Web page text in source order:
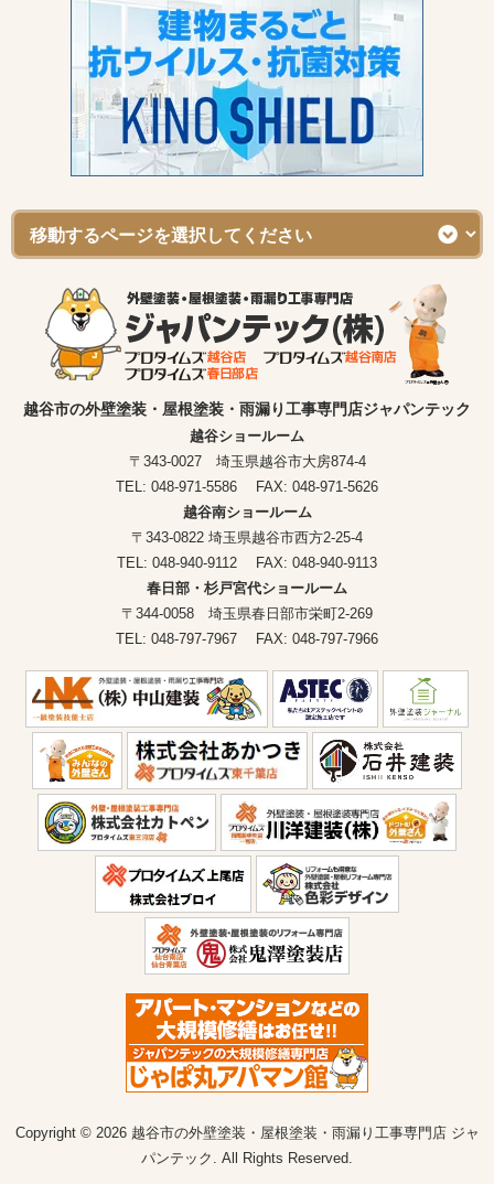
越谷市の外壁塗装・屋根塗装・雨漏り工事専門店ジャパンテック
越谷ショールーム
〒343-0027 埼玉県越谷市大房874-4
TEL: 048-971-5586 FAX: 048-971-5626
越谷南ショールーム
〒343-0822 埼玉県越谷市西方2-25-4
TEL: 048-940-9112 FAX: 048-940-9113
春日部・杉戸宮代ショールーム
〒344-0058 埼玉県春日部市栄町2-269
TEL: 048-797-7967 FAX: 048-797-7966
Copyright © 2026 越谷市の外壁塗装・屋根塗装・雨漏り工事専門店 ジャ
パンテック. All Rights Reserved.